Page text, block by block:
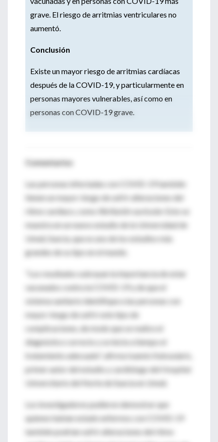
grave. El riesgo de arritmias ventriculares no
aumentó.
Conclusión
Existe un mayor riesgo de arritmias cardíacas
después de la COVID-19, y particularmente en
personas mayores vulnerables, así como en
personas con COVID-19 grave.
Comentarios
Las personas infectadas con COVID-19 también
tienen un mayor riesgo de sufrir alteraciones del
ritmo cardíaco, como
fibrilación auricular
. Esto se
muestra en un nuevo estudio de la Universidad de
Umeå, Suecia, que es uno de los estudios más
grandes de su tipo en el mundo.
"Los resultados subrayan la importancia de estar
vacunados contra la COVID-19 y de que el
sistema sanitario identifique a las personas con
mayor riesgo de sufrir este tipo de
complicaciones, de modo que se realice el
diagnóstico correcto y se inicie a tiempo el
tratamiento adecuado", afirma Ioannis Katsoularis,
primer autor del estudio y cardiólogo del Hospital
Universitario del Norte de Suecia en Umeå.
Los investigadores pudieron demostrar que
quienes habían estado enfermos con COVID-19
también podrían sufrir alteraciones del ritmo